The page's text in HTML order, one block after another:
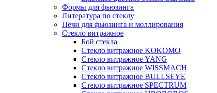
Формы для фьюзинга
Литература по стеклу
Печи для фьюзинга и моллирования
Стекло витражное
Бой стекла
Стекло витражное KOKOMO
Стекло витражное YANG
Стекло витражное WISSMACH
Стекло витражное BULLSEYE
Стекло витражное SPECTRUM